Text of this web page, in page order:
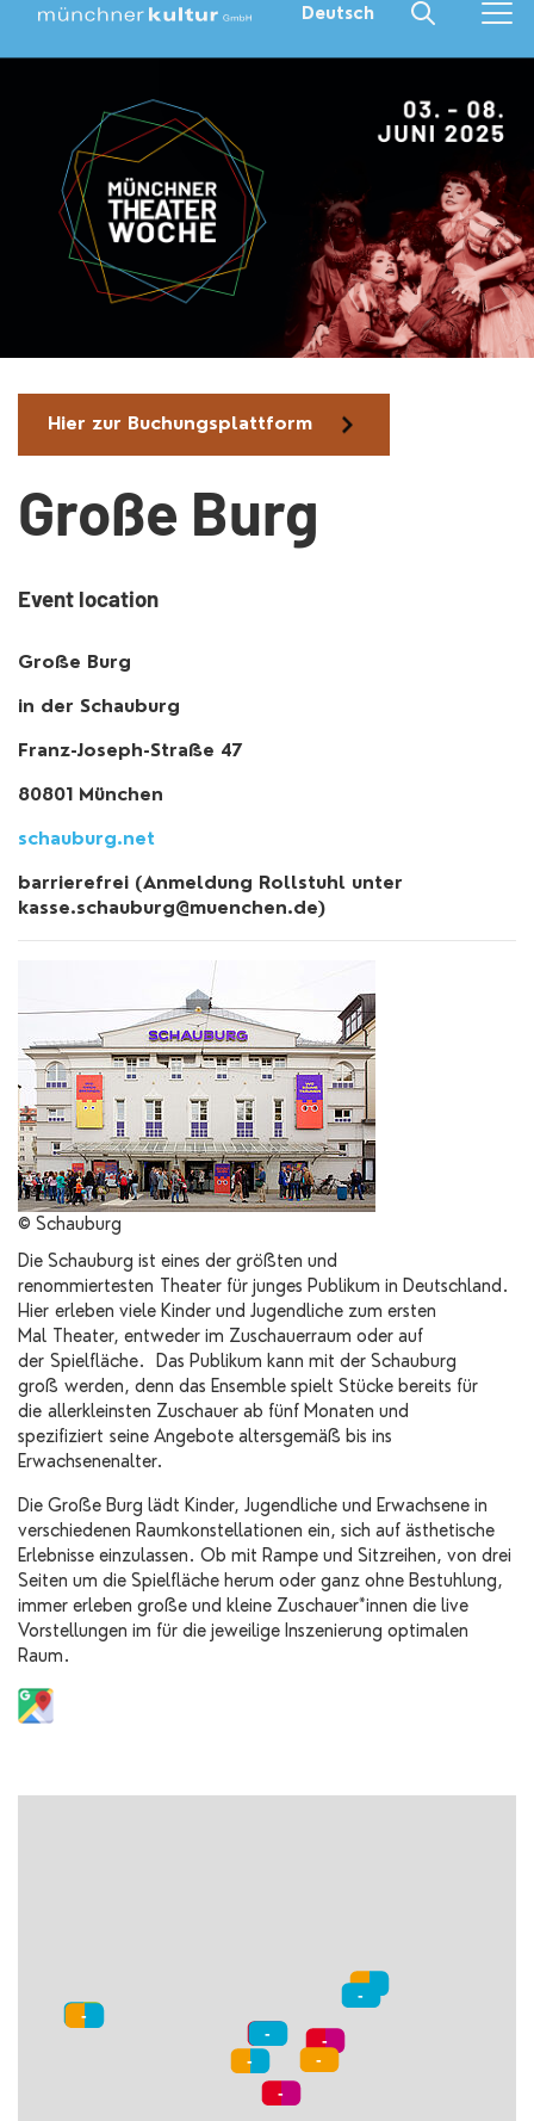
Deutsch
Hier zur Buchungsplattform
Große Burg
Event location
Große Burg
in der Schauburg
Franz-Joseph-Straße 47
80801 München
schauburg.net
barrierefrei (Anmeldung Rollstuhl unter
kasse.schauburg@muenchen.de)
© Schauburg
Die Schauburg ist eines der größten und
renommiertesten Theater für junges Publikum in Deutschland.
Hier erleben viele Kinder und Jugendliche zum ersten
Mal Theater, entweder im Zuschauerraum oder auf
der Spielfläche. Das Publikum kann mit der Schauburg
groß werden, denn das Ensemble spielt Stücke bereits für
die allerkleinsten Zuschauer ab fünf Monaten und
spezifiziert seine Angebote altersgemäß bis ins
Erwachsenenalter.
Die Große Burg lädt Kinder, Jugendliche und Erwachsene in
verschiedenen Raumkonstellationen ein, sich auf ästhetische
Erlebnisse einzulassen. Ob mit Rampe und Sitzreihen, von drei
Seiten um die Spielfläche herum oder ganz ohne Bestuhlung,
immer erleben große und kleine Zuschauer*innen die live
Vorstellungen im für die jeweilige Inszenierung optimalen
Raum.